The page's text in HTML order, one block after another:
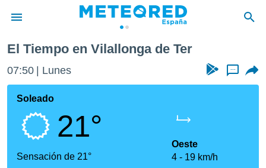
de
por
que se
calidad.
a este
las
El Tiempo en Vilallonga de Ter
07:50 Lunes ...
Soleado
21°
Sensación de 21°
Oeste
4
19 km/h